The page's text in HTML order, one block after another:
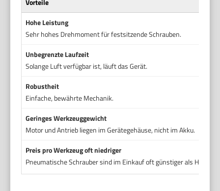
Vorteile
Hohe Leistung
Sehr hohes Drehmoment für festsitzende Schrauben.
Unbegrenzte Laufzeit
Solange Luft verfügbar ist, läuft das Gerät.
Robustheit
Einfache, bewährte Mechanik.
Geringes Werkzeuggewicht
Motor und Antrieb liegen im Gerätegehäuse, nicht im Akku.
Preis pro Werkzeug oft niedriger
Pneumatische Schrauber sind im Einkauf oft günstiger als High-